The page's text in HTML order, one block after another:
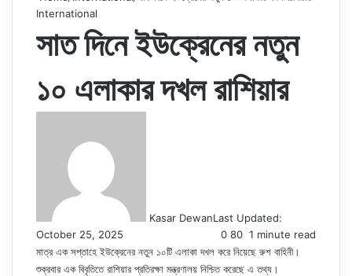
International
সাত দিনে ইউক্রেনের নতুন
১০ এলাকার দখল রাশিয়ার
Kasar DewanLast Updated:
October 25, 2025
0 80 1 minute read
মাত্র এক সপ্তাহে ইউক্রেনের নতুন ১০টি এলাকা দখল করে নিয়েছে রুশ বাহিনী।
শুক্রবার এক বিবৃতিতে রাশিয়ার প্রতিরক্ষা মন্ত্রণালয় নিশ্চিত করেছে এ তথ্য।